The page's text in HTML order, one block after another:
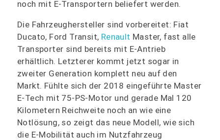
noch mit E-Transportern beliefert werden.
Die Fahrzeughersteller sind vorbereitet: Fiat
Ducato, Ford Transit, Renault Master, fast alle
Transporter sind bereits mit E-Antrieb
erhältlich. Letzterer kommt jetzt sogar in
zweiter Generation komplett neu auf den
Markt. Fühlte sich der 2018 eingeführte Master
E-Tech mit 75-PS-Motor und gerade Mal 120
Kilometern Reichweite noch an wie eine
Notlösung, so zeigt das neue Modell, wie sich
die E-Mobilität auch im Nutzfahrzeug